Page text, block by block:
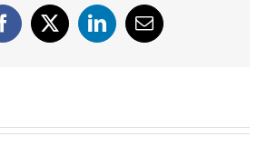
Facebook
X LinkedIn
Email